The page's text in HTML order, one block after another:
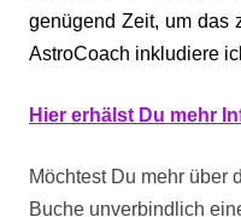
genügend Zeit, um das
AstroCoach inkludiere
Hier erhälst Du mehr
Möchtest Du mehr über
Buche unverbindlich